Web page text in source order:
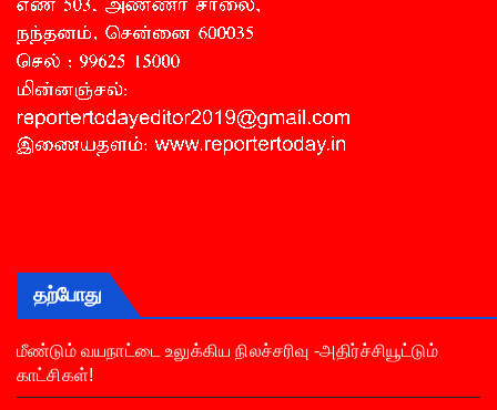
தற்போது
மீண்டும் வயநாட்டை உலுக்கிய நிலச்சரிவு -அதிர்ச்சியூட்டும்
காட்சிகள்!